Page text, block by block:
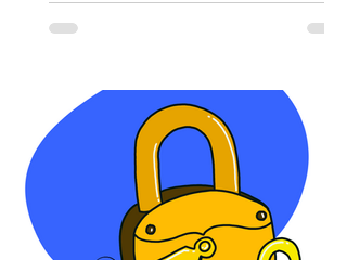
et productif. En entreprise, poser des
moteur d’intelligence collective.